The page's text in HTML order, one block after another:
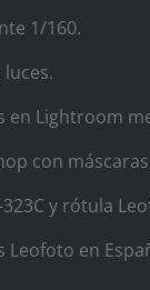
1/160.
en Lightroom
con
y rótula
en